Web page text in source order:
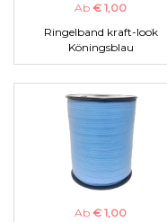
Ab € 1,00
Ringelband kraft-look
Köningsblau
Ab € 1,00